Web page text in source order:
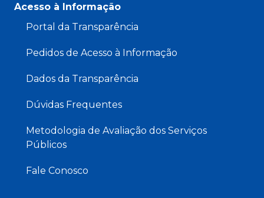
Acesso à Informação
Portal da Transparência
Pedidos de Acesso à Informação
Dados da Transparência
Dúvidas Frequentes
Metodologia de Avaliação dos Serviços
Públicos
Fale Conosco